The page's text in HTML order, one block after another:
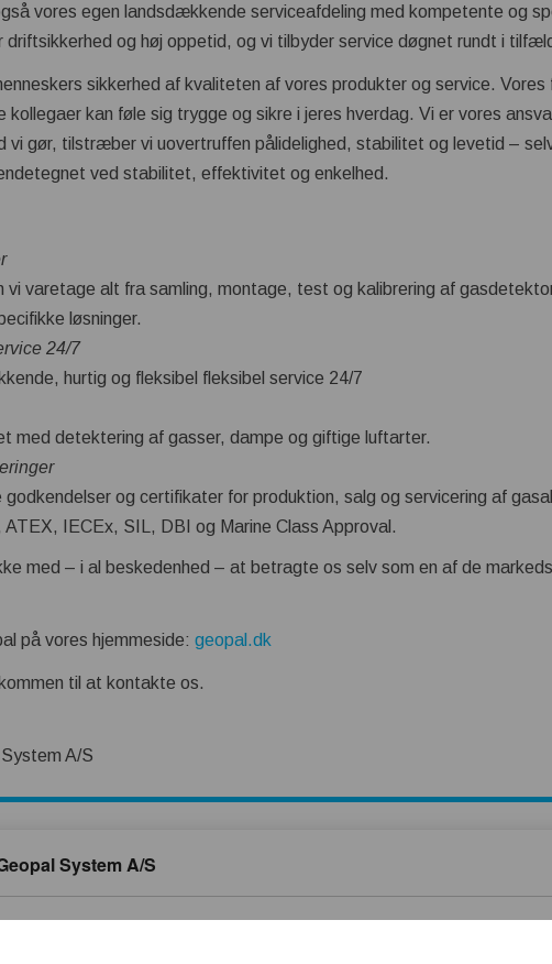
vores egen landsdækkende serviceafdeling med kompetente og
driftsikkerhed og høj oppetid, og vi tilbyder service døgnet rundt i
sikkerhed af kvaliteten af vores produkter og service.
kollegaer kan føle sig trygge og sikre i jeres hverdag. Vi er vores
vi gør, tilstræber vi uovertruffen pålidelighed, stabilitet og levetid –
ved stabilitet, effektivitet og enkelhed.
vi varetage alt fra samling, montage, test og kalibrering af
løsninger.
24/7
hurtig og fleksibel fleksibel service 24/7
med detektering af gasser, dampe og giftige luftarter.
godkendelser og certifikater for produktion, salg og servicering af
ATEX, IECEx, SIL, DBI og Marine Class Approval.
med – i al beskedenhed – at betragte os selv som en af de
på vores hjemmeside:geopal.dk
til at kontakte os.
A/S
System A/S
A/S